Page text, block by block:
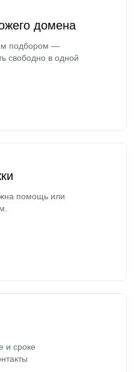
домена
подбором —
свободно в одной
помощь или
и сроке